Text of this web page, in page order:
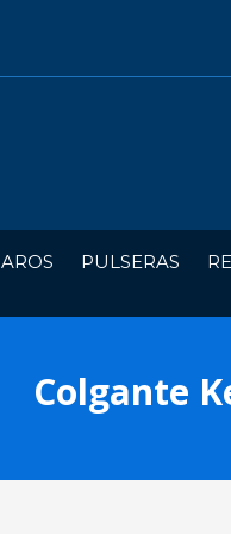
AROS PULSERAS
Colgante